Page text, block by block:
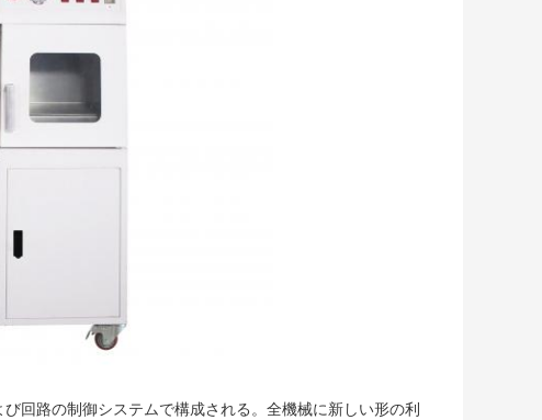
回路の制御システムで構成される。全機械に新しい形の利